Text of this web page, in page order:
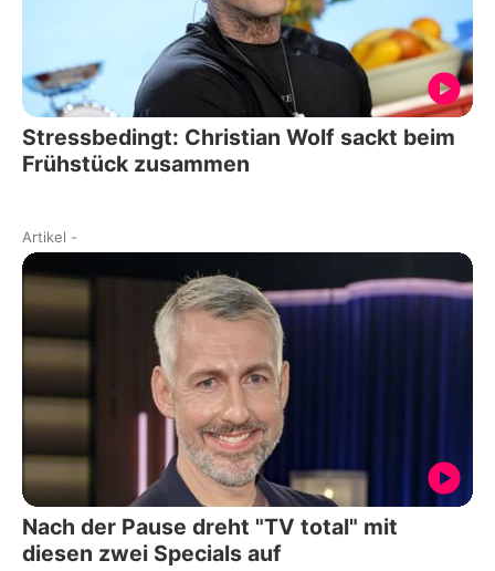
Stressbedingt: Christian Wolf sackt beim
Frühstück zusammen
Artikel -
Nach der Pause dreht "TV total" mit
diesen zwei Specials auf